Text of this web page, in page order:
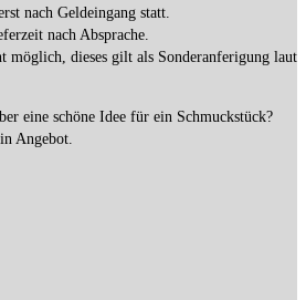
nach Geldeingang statt.
nach Absprache.
möglich, dieses gilt als Sonderanferigung laut
eine schöne Idee für ein Schmuckstück?
Angebot.